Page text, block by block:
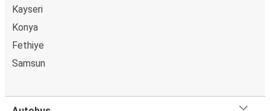
Kayseri
Konya
Fethiye
Samsun